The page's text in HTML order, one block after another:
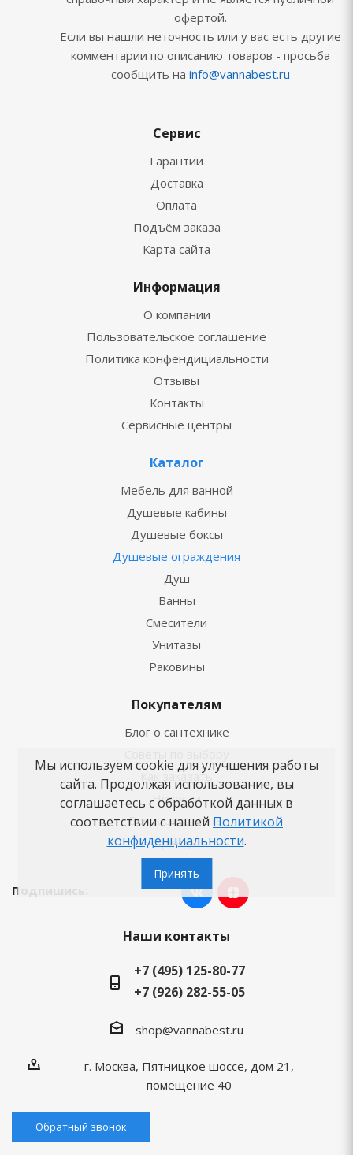
офертой.
Если вы нашли неточность или у вас есть другие
комментарии по описанию товаров - просьба
сообщить на info@vannabest.ru
Сервис
Гарантии
Доставка
Оплата
Подъём заказа
Карта сайта
Информация
О компании
Пользовательское соглашение
Политика конфендициальности
Отзывы
Контакты
Сервисные центры
Каталог
Мебель для ванной
Душевые кабины
Душевые боксы
Душевые ограждения
Душ
Ванны
Смесители
Унитазы
Раковины
Покупателям
Блог о сантехнике
Как заказать
Новости
Вопросы-ответы
Бренды
Подпишись:
Наши контакты
+7 (495) 125-80-77
+7 (926) 282-55-05
shop@vannabest.ru
г. Москва, Пятницкое шоссе, дом 21,
помещение 40
Обратный звонок
Мы используем cookie для улучшения работы
сайта. Продолжая использование, вы
соглашаетесь с обработкой данных в
соответствии с нашей Политикой
конфиденциальности.
Принять